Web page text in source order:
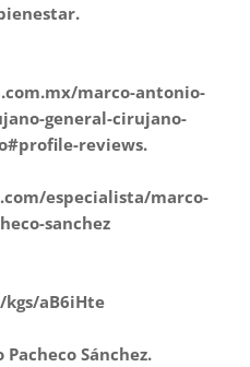
marco-antonio-
general-cirujano-
reviews.
especialista/marco-
sanchez
aB6iHte
Sánchez.